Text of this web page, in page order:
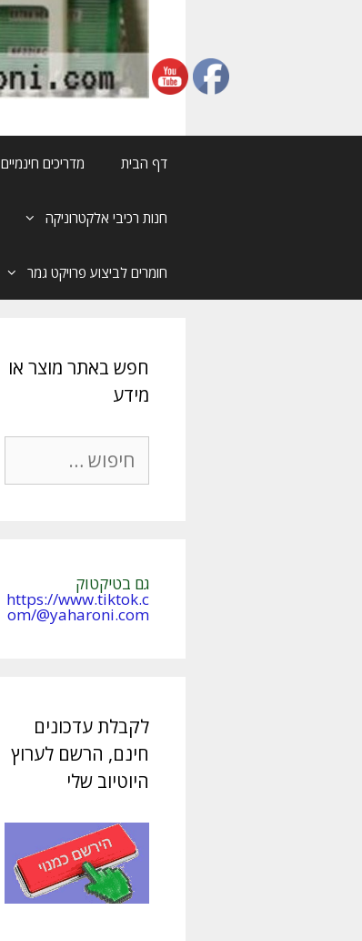
דף הבית מדריכים חינמיים
חנות רכיבי אלקטרוניקה
חומרים לביצוע פרויקט גמר
חפש באתר מוצר או
מידע
חיפוש:
גם בטיקטוק
https://www.tiktok.c
om/@yaharoni.com
לקבלת עדכונים
חינם, הרשם לערוץ
היוטיוב שלי